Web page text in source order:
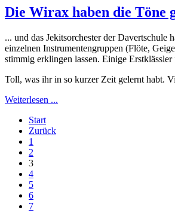
Die Wirax haben die Töne
... und das Jekitsorchester der
einzelnen Instrumentengruppen (Flöte,
stimmig erklingen lassen. Einige
Toll, was ihr in so kurzer Zeit gelernt habt.
Weiterlesen ...
Start
Zurück
1
2
3
4
5
6
7